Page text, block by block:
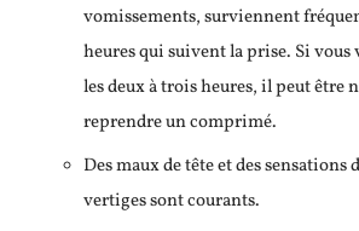
vomissements, surviennent
heures qui suivent la prise. Si vous
les deux à trois heures, il peut être
reprendre un comprimé.
Des maux de tête et des sensations
vertiges sont courants.